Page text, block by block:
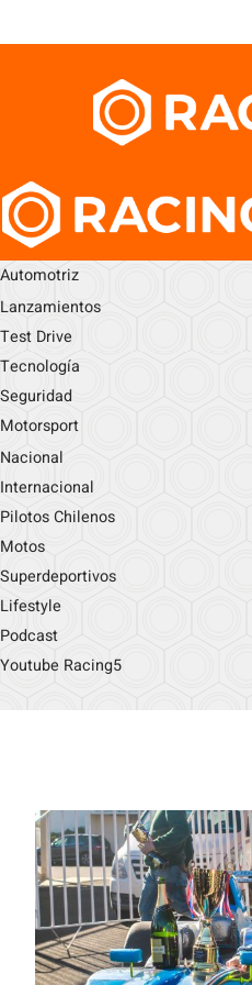
Automotriz
Lanzamientos
Test Drive
Tecnología
Seguridad
Motorsport
Nacional
Internacional
Pilotos Chilenos
Motos
Superdeportivos
Lifestyle
Podcast
Youtube Racing5